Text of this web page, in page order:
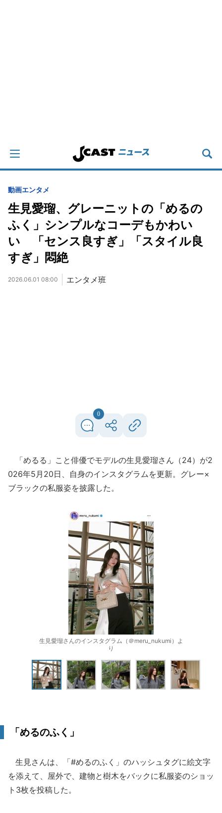
動画エンタメ
生見愛瑠、グレーニットの「めるの
ふく」シンプルなコーデもかわい
い 「センス良すぎ」「スタイル良
すぎ」悶絶
2026.06.01 08:00 エンタメ班
0
「めるる」こと俳優でモデルの生見愛瑠さん（24）が2
026年5月20日、自身のインスタグラムを更新。グレー×
ブラックの私服姿を披露した。
生見愛瑠さんのインスタグラム（＠meru_nukumi）よ
り
「めるのふく」
生見さんは、「#めるのふく」のハッシュタグに絵文字
を添えて、屋外で、建物と樹木をバックに私服姿のショッ
ト3枚を投稿した。